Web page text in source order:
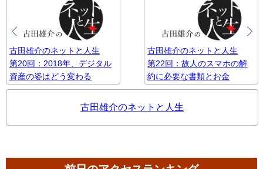
古田雄介のネットと人生
第20回：2018年、デジタル
資産の姿はどう変わる
古田雄介のネットと人生
第22回：故人のスマホの解
約に必要な書類とお金
古田雄介のネットと人生